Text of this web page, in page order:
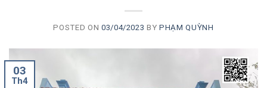
POSTED ON 03/04/2023 BYPHẠM QUỲNH
03
Th4